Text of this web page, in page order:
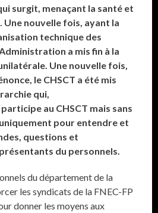
surgit, menaçant la santé et
Une nouvelle fois, ayant la
technique des
a mis fin à la
Une nouvelle fois,
le CHSCT a été mis
qui,
au CHSCT mais sans
pour entendre et
questions et
du personnels.
du département de la
les syndicats de la FNEC-FP
donner les moyens aux